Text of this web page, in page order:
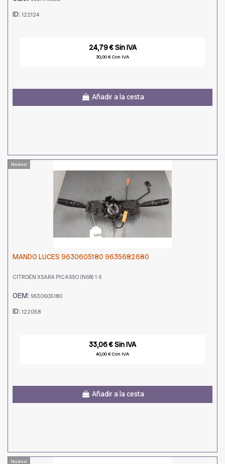
ID: 122124
24,79 € Sin IVA
30,00 € Con IVA
Añadir a la cesta
Nuevo
MANDO LUCES 9630605180 9635682680
CITROËN XSARA PICASSO (N68) 1.6
OEM: 9630605180
ID: 122058
33,06 € Sin IVA
40,00 € Con IVA
Añadir a la cesta
Nuevo